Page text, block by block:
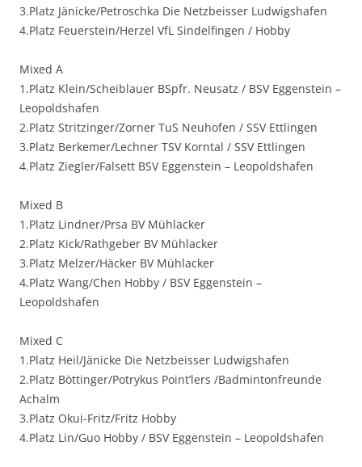
3.Platz Jänicke/Petroschka Die Netzbeisser Ludwigshafen
4.Platz Feuerstein/Herzel VfL Sindelfingen / Hobby
Mixed A
1.Platz Klein/Scheiblauer BSpfr. Neusatz / BSV Eggenstein –
Leopoldshafen
2.Platz Stritzinger/Zorner TuS Neuhofen / SSV Ettlingen
3.Platz Berkemer/Lechner TSV Korntal / SSV Ettlingen
4.Platz Ziegler/Falsett BSV Eggenstein – Leopoldshafen
Mixed B
1.Platz Lindner/Prsa BV Mühlacker
2.Platz Kick/Rathgeber BV Mühlacker
3.Platz Melzer/Häcker BV Mühlacker
4.Platz Wang/Chen Hobby / BSV Eggenstein –
Leopoldshafen
Mixed C
1.Platz Heil/Jänicke Die Netzbeisser Ludwigshafen
2.Platz Böttinger/Potrykus Point’lers /Badmintonfreunde
Achalm
3.Platz Okui-Fritz/Fritz Hobby
4.Platz Lin/Guo Hobby / BSV Eggenstein – Leopoldshafen